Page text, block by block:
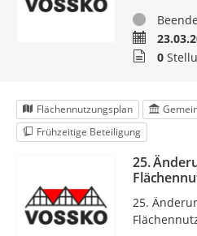
Status
Zeitraum
0
Flächennutzungsplan
Frühzeitige Beteiligung
25.
25.